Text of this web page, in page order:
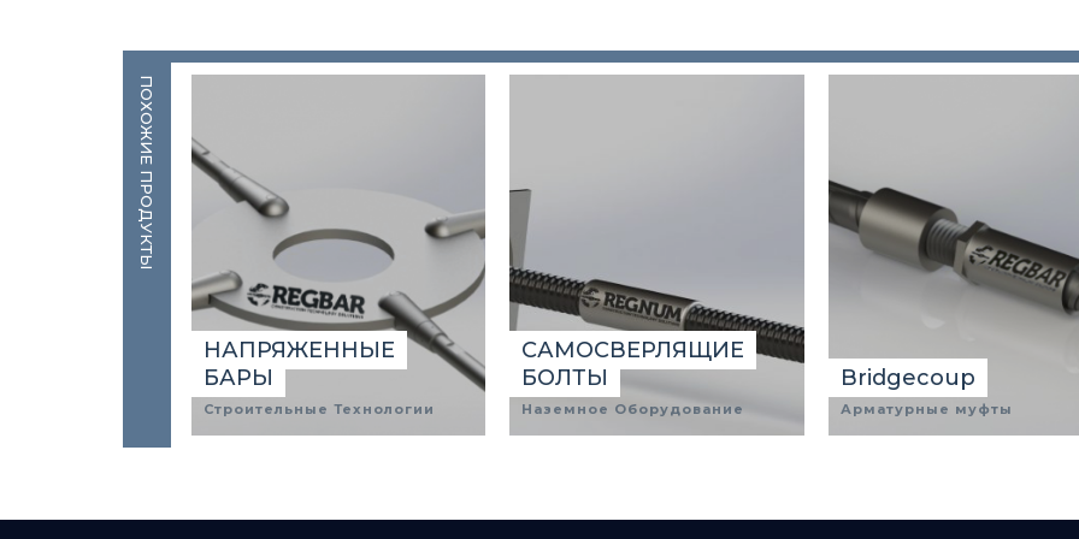
ПОХОЖИЕ ПРОДУКТЫ
НАПРЯЖЕННЫЕ
БАРЫ
Строительные Технологии
САМОСВЕРЛЯЩИЕ
БОЛТЫ
Наземное Оборудование
Bridgecoup
Арматурные муфты